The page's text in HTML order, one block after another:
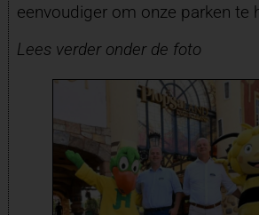
eenvoudiger om onze parken te
Lees verder onder de foto